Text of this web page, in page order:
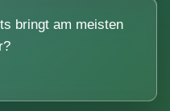
bringt am meisten